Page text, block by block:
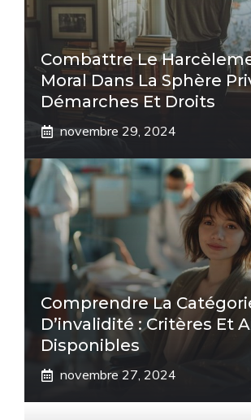
Combattre Le
Moral Dans La Sphère
Démarches Et Droits
novembre 29, 2024
Comprendre La
D’invalidité : Critères Et
Disponibles
novembre 27, 2024